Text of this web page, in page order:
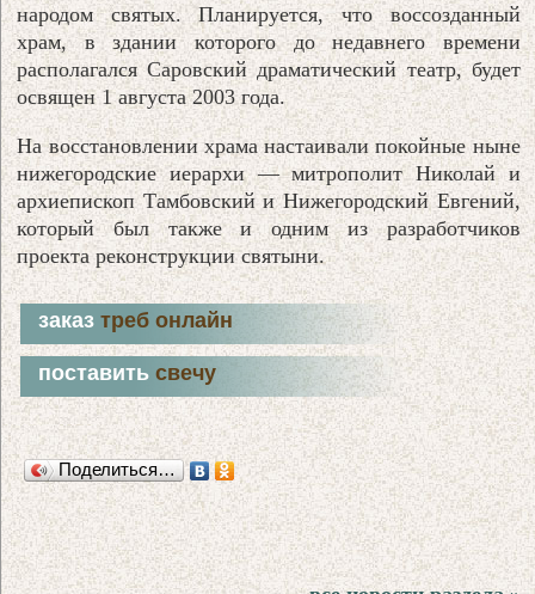
народом святых. Планируется, что воссозданный
храм, в здании которого до недавнего времени
располагался Саровский драматический театр, будет
освящен 1 августа 2003 года.
На восстановлении храма настаивали покойные ныне
нижегородские иерархи — митрополит Николай и
архиепископ Тамбовский и Нижегородский Евгений,
который был также и одним из разработчиков
проекта реконструкции святыни.
заказтреб онлайн
поставитьсвечу
Поделиться…